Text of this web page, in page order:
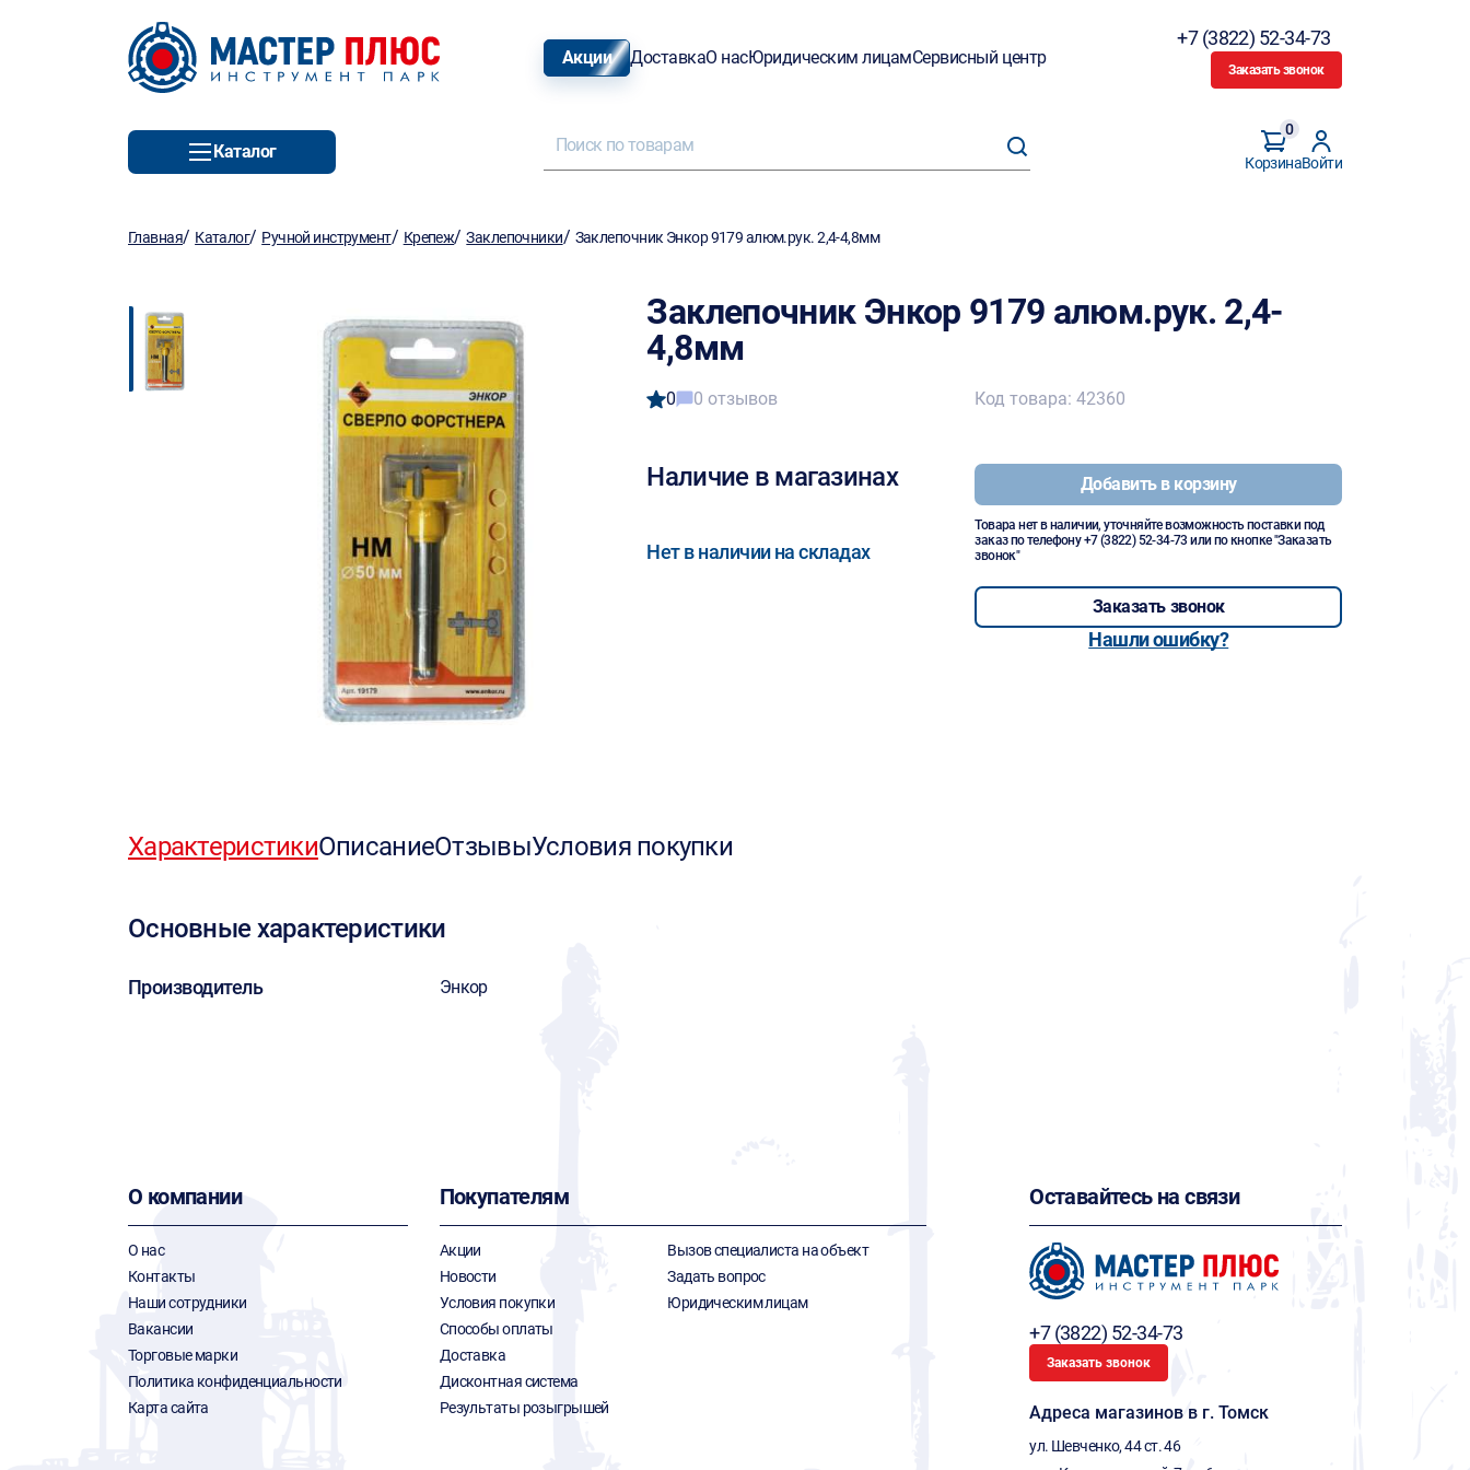
Акции ДоставкаО насЮридическим лицамСервисный центр
+7 (3822) 52-34-73
Заказать звонок
Каталог
Корзина
0
Войти
Главная/ Каталог/ Ручной инструмент/ Крепеж/Заклепочники/ Заклепочник Энкор 9179 алюм.рук. 2,4-4,8мм
Заклепочник Энкор 9179 алюм.рук. 2,4-
4,8мм
0 0 отзывов
Наличие в магазинах
Нет в наличии на складах
Код товара: 42360
Добавить в корзину
Товара нет в наличии, уточняйте возможность поставки под
заказ по телефону+7 (3822) 52-34-73 или по кнопке "Заказать
звонок"
Заказать звонок
Нашли ошибку?
ХарактеристикиОписаниеОтзывыУсловия покупки
Основные характеристики
Производитель Энкор
О компании
О нас
Контакты
Наши сотрудники
Вакансии
Торговые марки
Политика конфиденциальности
Карта сайта
Покупателям
Акции
Новости
Условия покупки
Способы оплаты
Доставка
Дисконтная система
Результаты розыгрышей
Вызов специалиста на объект
Задать вопрос
Юридическим лицам
Оставайтесь на связи
+7 (3822) 52-34-73
Заказать звонок
Адреса магазинов в г. Томск
ул. Шевченко, 44 ст. 46